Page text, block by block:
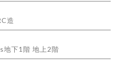
造
地下1階 地上2階